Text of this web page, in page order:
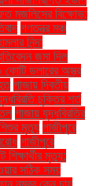
মজলিসের বিক্ষোভ:
গণতন্ত্র মঞ্চ
নিন্দা
জমা দিল
কোটি ডলারের অস্ত্র
গাজায় দ্বিতীয়
চুক্তির শর্ত
গাজায় যুদ্ধবিরতির
মৃত্যু গাজীপুরে
গাজীপুরে
শিক্ষার্থীর মৃত্যু:
সঠিক সময়